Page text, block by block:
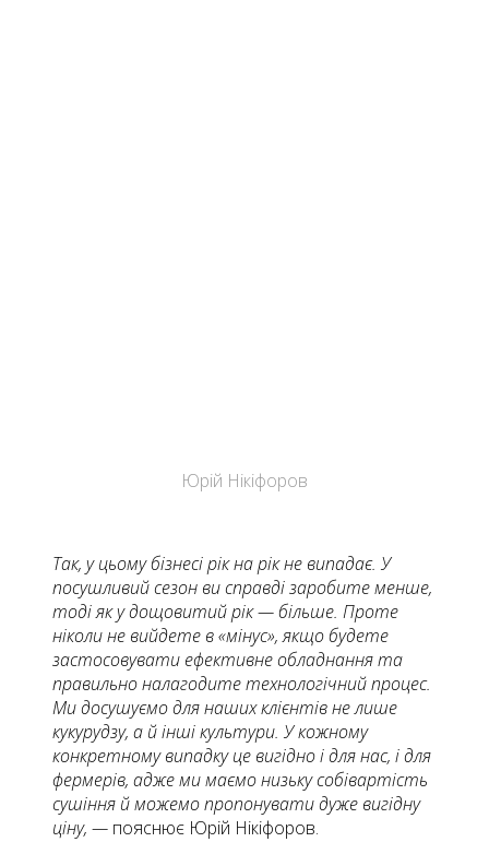
Юрій Нікіфоров
Так, у цьому бізнесі рік на рік не випадає. У
посушливий сезон ви справді заробите менше,
тоді як у дощовитий рік — більше. Проте
ніколи не вийдете в «мінус», якщо будете
застосовувати ефективне обладнання та
правильно налагодите технологічний процес.
Ми досушуємо для наших клієнтів не лише
кукурудзу, а й інші культури. У кожному
конкретному випадку це вигідно і для нас, і для
фермерів, адже ми маємо низьку собівартість
сушіння й можемо пропонувати дуже вигідну
ціну, — пояснює Юрій Нікіфоров.